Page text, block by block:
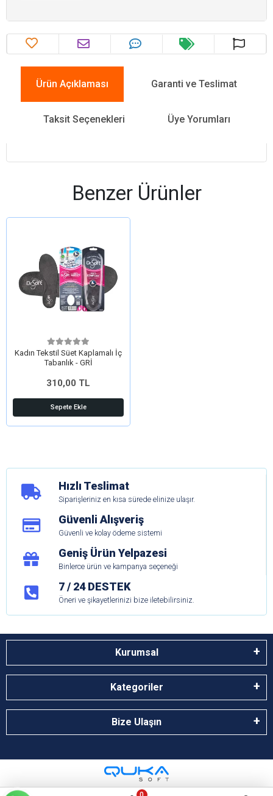
Ürün Açıklaması Garanti ve Teslimat
Taksit Seçenekleri Üye Yorumları
Benzer Ürünler
Kadın Tekstil Süet Kaplamalı İç
Tabanlık - GRİ
310,00 TL
Sepete Ekle
Hızlı Teslimat
Siparişleriniz en kısa sürede elinize ulaşır.
Güvenli Alışveriş
Güvenli ve kolay ödeme sistemi
Geniş Ürün Yelpazesi
Binlerce ürün ve kampanya seçeneği
7 / 24 DESTEK
Öneri ve şikayetlerinizi bize iletebilirsiniz.
Kurumsal
Kategoriler
Bize Ulaşın